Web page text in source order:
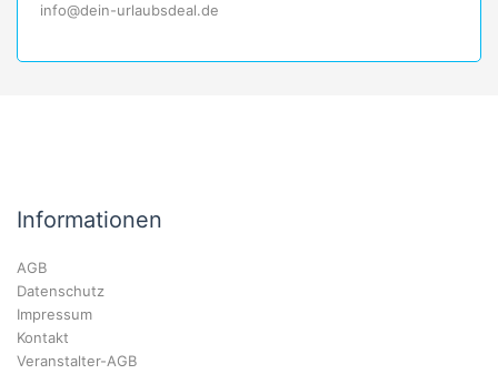
info@dein-urlaubsdeal.de
Informationen
AGB
Datenschutz
Impressum
Kontakt
Veranstalter-AGB